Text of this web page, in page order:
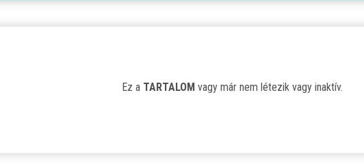
Ez a TARTALOM vagy már nem létezik vagy inaktív.